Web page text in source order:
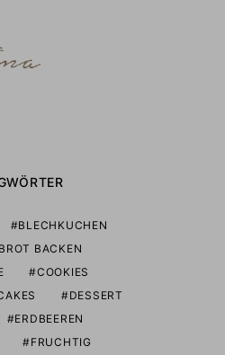
BLECHKUCHEN
BROT BACKEN
COOKIES
DESSERT
ERDBEEREN
FRUCHTIG